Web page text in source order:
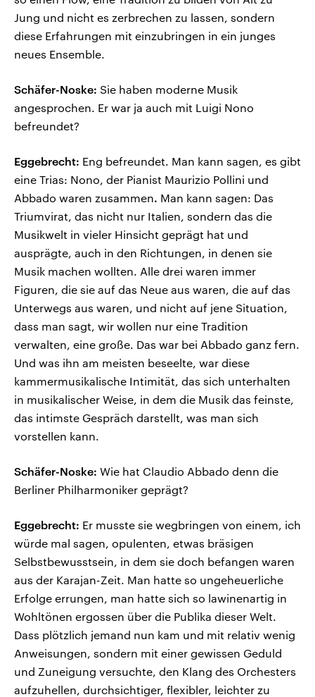
Jung und nicht es zerbrechen zu lassen, sondern
diese Erfahrungen mit einzubringen in ein junges
neues Ensemble.
Schäfer-Noske: Sie haben moderne Musik
angesprochen. Er war ja auch mit Luigi Nono
befreundet?
Eggebrecht: Eng befreundet. Man kann sagen, es gibt
eine Trias: Nono, der Pianist Maurizio Pollini und
Abbado waren zusammen. Man kann sagen: Das
Triumvirat, das nicht nur Italien, sondern das die
Musikwelt in vieler Hinsicht geprägt hat und
ausprägte, auch in den Richtungen, in denen sie
Musik machen wollten. Alle drei waren immer
Figuren, die sie auf das Neue aus waren, die auf das
Unterwegs aus waren, und nicht auf jene Situation,
dass man sagt, wir wollen nur eine Tradition
verwalten, eine große. Das war bei Abbado ganz fern.
Und was ihn am meisten beseelte, war diese
kammermusikalische Intimität, das sich unterhalten
in musikalischer Weise, in dem die Musik das feinste,
das intimste Gespräch darstellt, was man sich
vorstellen kann.
Schäfer-Noske: Wie hat Claudio Abbado denn die
Berliner Philharmoniker geprägt?
Eggebrecht: Er musste sie wegbringen von einem, ich
würde mal sagen, opulenten, etwas bräsigen
Selbstbewusstsein, in dem sie doch befangen waren
aus der Karajan-Zeit. Man hatte so ungeheuerliche
Erfolge errungen, man hatte sich so lawinenartig in
Wohltönen ergossen über die Publika dieser Welt.
Dass plötzlich jemand nun kam und mit relativ wenig
Anweisungen, sondern mit einer gewissen Geduld
und Zuneigung versuchte, den Klang des Orchesters
aufzuhellen, durchsichtiger, flexibler, leichter zu